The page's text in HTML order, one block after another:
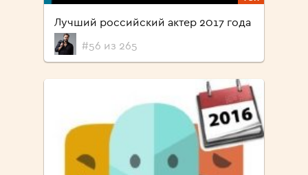
Лучший российский актер 2017 года
#56 из 265